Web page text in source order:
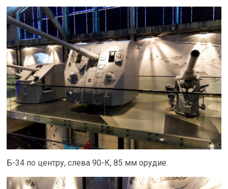
Б-34 по центру, слева 90-К, 85 мм орудие.